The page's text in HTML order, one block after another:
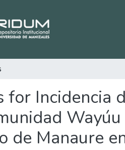
for Incidencia
de Manaure